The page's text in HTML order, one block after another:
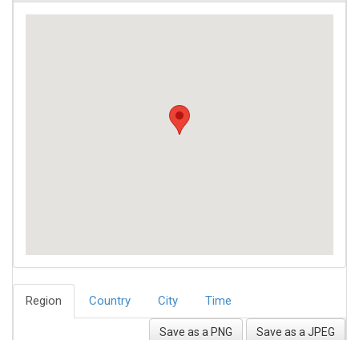
Region Country City Time
Save as a PNG Save as a JPEG